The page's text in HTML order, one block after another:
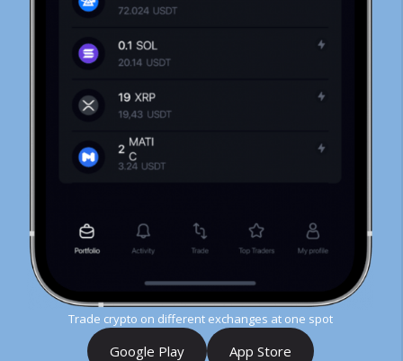
Trade crypto on different exchanges at one spot
Google Play App Store